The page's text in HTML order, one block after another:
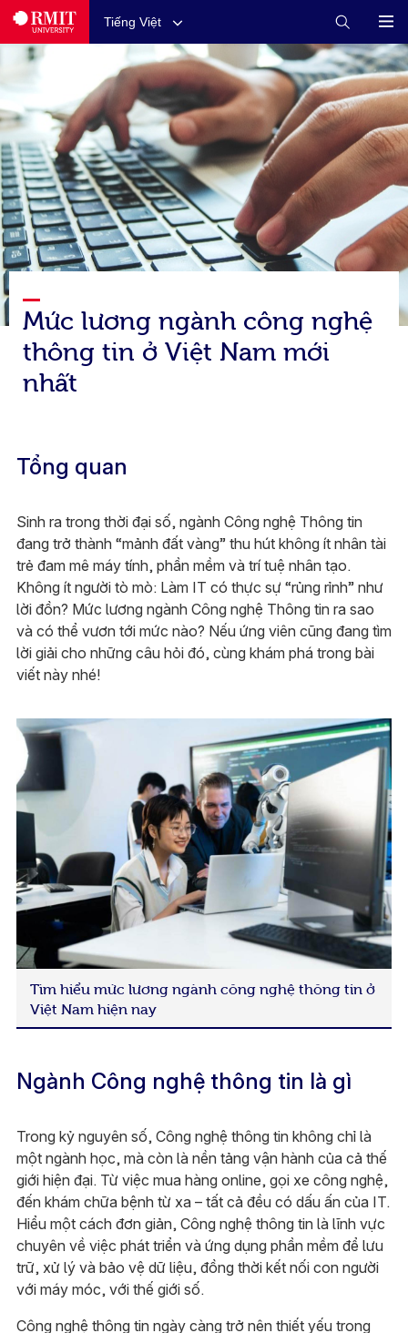
Tiếng Việt
Mức lương ngành công nghệ
thông tin ở Việt Nam mới
nhất
Tổng quan
Sinh ra trong thời đại số, ngành Công nghệ Thông tin
đang trở thành “mảnh đất vàng” thu hút không ít nhân tài
trẻ đam mê máy tính, phần mềm và trí tuệ nhân tạo.
Không ít người tò mò: Làm IT có thực sự “rủng rỉnh” như
lời đồn? Mức lương ngành Công nghệ Thông tin ra sao
và có thể vươn tới mức nào? Nếu ứng viên cũng đang tìm
lời giải cho những câu hỏi đó, cùng khám phá trong bài
viết này nhé!
Tìm hiểu mức lương ngành công nghệ thông tin ở
Việt Nam hiện nay
Ngành Công nghệ thông tin là gì
Trong kỷ nguyên số, Công nghệ thông tin không chỉ là
một ngành học, mà còn là nền tảng vận hành của cả thế
giới hiện đại. Từ việc mua hàng online, gọi xe công nghệ,
đến khám chữa bệnh từ xa – tất cả đều có dấu ấn của IT.
Hiểu một cách đơn giản, Công nghệ thông tin là lĩnh vực
chuyên về việc phát triển và ứng dụng phần mềm để lưu
trữ, xử lý và bảo vệ dữ liệu, đồng thời kết nối con người
với máy móc, với thế giới số.
Công nghệ thông tin ngày càng trở nên thiết yếu trong